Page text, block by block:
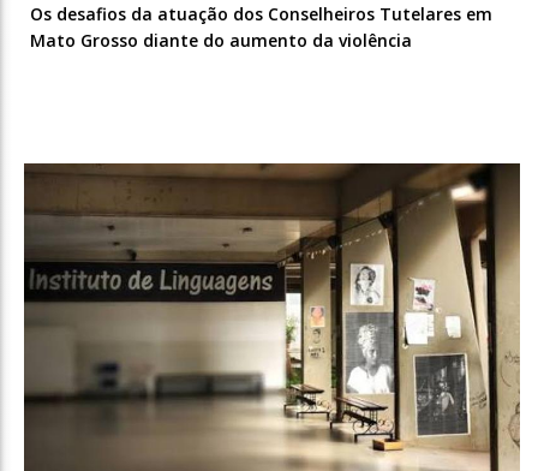
Os desafios da atuação dos Conselheiros Tutelares em
Mato Grosso diante do aumento da violência